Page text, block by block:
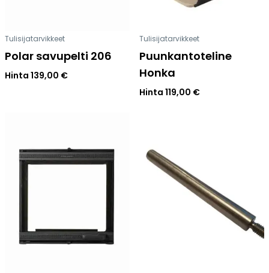
Tulisijatarvikkeet
Polar savupelti 206
Hinta 139,00 €
Tulisijatarvikkeet
Puunkantoteline
Honka
Hinta 119,00 €